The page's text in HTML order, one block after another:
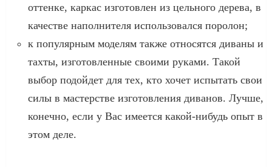
оттенке, каркас изготовлен из цельного дерева, в
качестве наполнителя использовался поролон;
к популярным моделям также относятся диваны и
тахты, изготовленные своими руками. Такой
выбор подойдет для тех, кто хочет испытать свои
силы в мастерстве изготовления диванов. Лучше,
конечно, если у Вас имеется какой-нибудь опыт в
этом деле.